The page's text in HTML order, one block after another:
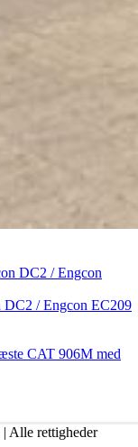
/ Engcon EC209
CAT 906M med
Alle rettigheder